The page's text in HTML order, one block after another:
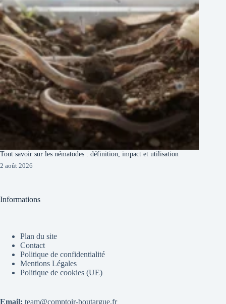
Tout savoir sur les nématodes : définition, impact et utilisation
2 août 2026
Informations
Plan du site
Contact
Politique de confidentialité
Mentions Légales
Politique de cookies (UE)
Email: team@comptoir-boutargue.fr